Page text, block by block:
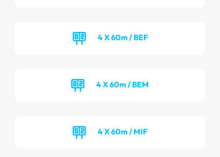
4 X 60m / BEF
4 X 60m / BEM
4 X 60m / MIF